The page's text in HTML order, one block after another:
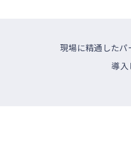
現場に精通したパ
導入